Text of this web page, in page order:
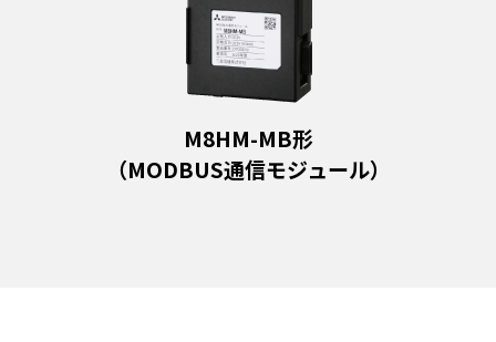
M8HM-MB形
（MODBUS通信モジュール）